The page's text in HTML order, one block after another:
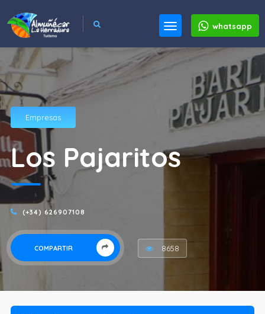
whatsapp
Empresas
Los Pajaritos
(+34) 626907108
COMPARTIR 8658